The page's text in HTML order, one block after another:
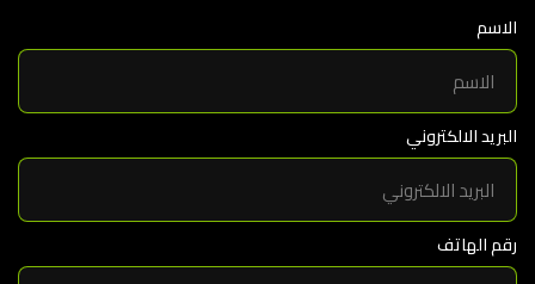
الاسم
البريد الالكتروني
رقم الهاتف